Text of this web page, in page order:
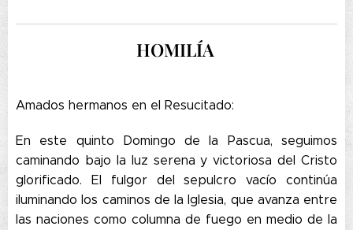
HOMILÍA
Amados hermanos en el Resucitado:
En este quinto Domingo de la Pascua, seguimos
caminando bajo la luz serena y victoriosa del Cristo
glorificado. El fulgor del sepulcro vacío continúa
iluminando los caminos de la Iglesia, que avanza entre
las naciones como columna de fuego en medio de la